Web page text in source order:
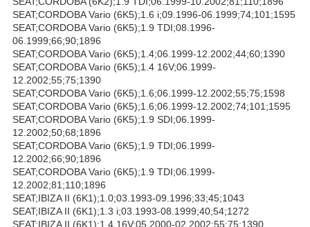
SEAT;CORDOBA Vario (6K5);1.6 i;09.1996-06.1999;74;101;1595
SEAT;CORDOBA Vario (6K5);1.9 TDI;08.1996-
06.1999;66;90;1896
SEAT;CORDOBA Vario (6K5);1.4;06.1999-12.2002;44;60;1390
SEAT;CORDOBA Vario (6K5);1.4 16V;06.1999-
12.2002;55;75;1390
SEAT;CORDOBA Vario (6K5);1.6;06.1999-12.2002;55;75;1598
SEAT;CORDOBA Vario (6K5);1.6;06.1999-12.2002;74;101;1595
SEAT;CORDOBA Vario (6K5);1.9 SDI;06.1999-
12.2002;50;68;1896
SEAT;CORDOBA Vario (6K5);1.9 TDI;06.1999-
12.2002;66;90;1896
SEAT;CORDOBA Vario (6K5);1.9 TDI;06.1999-
12.2002;81;110;1896
SEAT;IBIZA II (6K1);1.0;03.1993-09.1996;33;45;1043
SEAT;IBIZA II (6K1);1.3 i;03.1993-08.1999;40;54;1272
SEAT;IBIZA II (6K1);1.4 16V;05.2000-02.2002;55;75;1390